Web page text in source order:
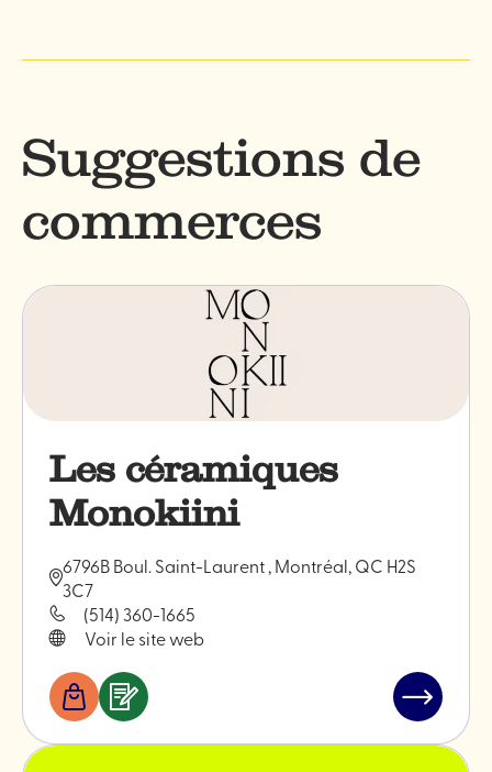
Suggestions de
commerces
Les céramiques
Monokiini
6796B Boul. Saint-Laurent , Montréal, QC H2S
3C7
(514) 360-1665
Voir le site web
BoutiquesServices
Lire
l'article
"Les